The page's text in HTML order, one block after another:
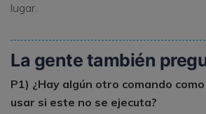
lugar.
La gente también
P1) ¿Hay algún otro comando
usar si este no se ejecuta?